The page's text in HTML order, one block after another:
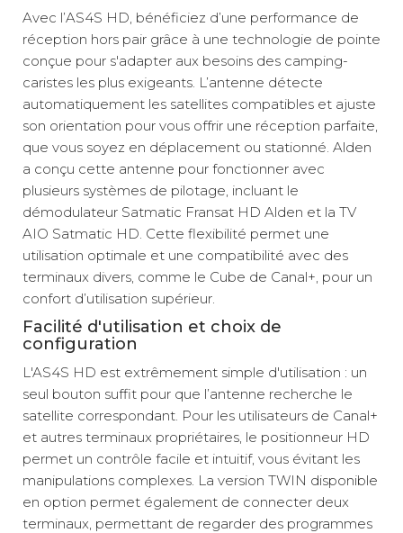
Avec l’AS4S HD, bénéficiez d’une performance de
réception hors pair grâce à une technologie de pointe
conçue pour s'adapter aux besoins des camping-
caristes les plus exigeants. L’antenne détecte
automatiquement les satellites compatibles et ajuste
son orientation pour vous offrir une réception parfaite,
que vous soyez en déplacement ou stationné. Alden
a conçu cette antenne pour fonctionner avec
plusieurs systèmes de pilotage, incluant le
démodulateur Satmatic Fransat HD Alden et la TV
AIO Satmatic HD. Cette flexibilité permet une
utilisation optimale et une compatibilité avec des
terminaux divers, comme le Cube de Canal+, pour un
confort d’utilisation supérieur.
Facilité d'utilisation et choix de
configuration
L'AS4S HD est extrêmement simple d'utilisation : un
seul bouton suffit pour que l’antenne recherche le
satellite correspondant. Pour les utilisateurs de Canal+
et autres terminaux propriétaires, le positionneur HD
permet un contrôle facile et intuitif, vous évitant les
manipulations complexes. La version TWIN disponible
en option permet également de connecter deux
terminaux, permettant de regarder des programmes